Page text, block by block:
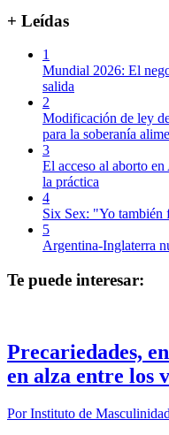
+ Leídas
1
Mundial 2026: El
salida
2
Modificación de ley
para la soberanía
3
El acceso al aborto
la práctica
4
Six Sex: "Yo también
5
Argentina-Inglaterra
Te puede interesar:
Precariedades,
en alza entre los
PorInstituto de